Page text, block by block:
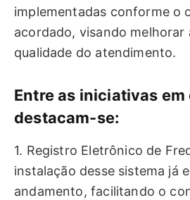
implementadas conforme o
acordado, visando melhorar
qualidade do atendimento.
Entre as iniciativas em
destacam-se:
1. Registro Eletrônico de
instalação desse sistema já
andamento, facilitando o